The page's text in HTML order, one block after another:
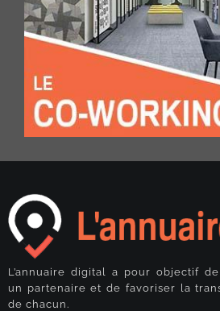
L’annuaire digital a pour objectif
un partenaire et de favoriser la
de chacun.